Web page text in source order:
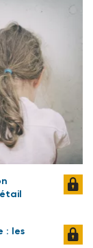
: les